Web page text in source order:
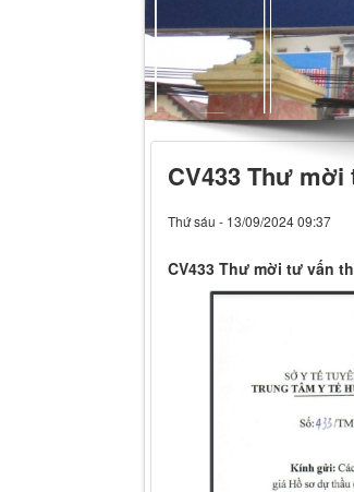
CV433 Thư
Thứ sáu - 13/09/2024 09:37
CV433 Thư mời tư vấn